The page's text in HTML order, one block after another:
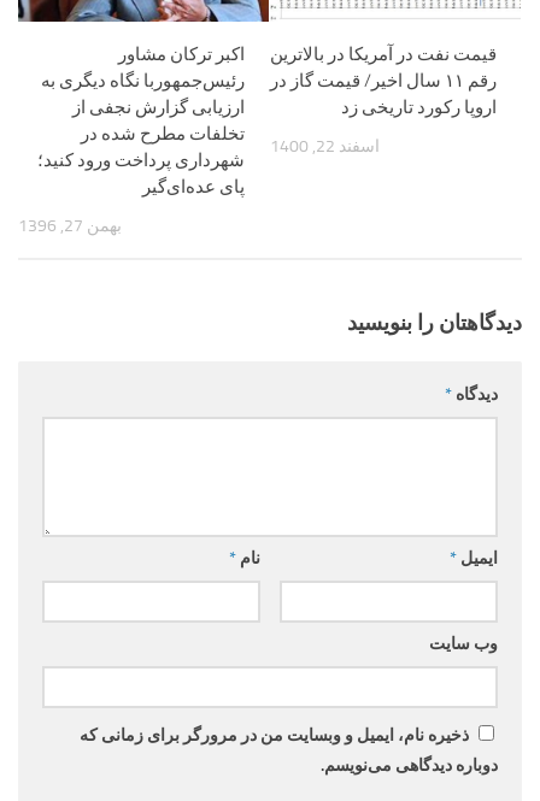
اکبر ترکان مشاور
رئیس‌جمهوربا نگاه دیگری به
ارزیابی گزارش نجفی از
تخلفات مطرح شده در
شهرداری پرداخت ورود کنید؛
پای عده‌ای‌گیر
بهمن 27, 1396
قیمت نفت در آمریکا در بالاترین
رقم ۱۱ سال اخیر/ قیمت گاز در
اروپا رکورد تاریخی زد
اسفند 22, 1400
دیدگاهتان را بنویسید
دیدگاه *
نام * ایمیل *
وب‌ سایت
ذخیره نام، ایمیل و وبسایت من در مرورگر برای زمانی که
دوباره دیدگاهی می‌نویسم.